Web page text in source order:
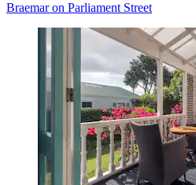
Braemar on Parliament Street